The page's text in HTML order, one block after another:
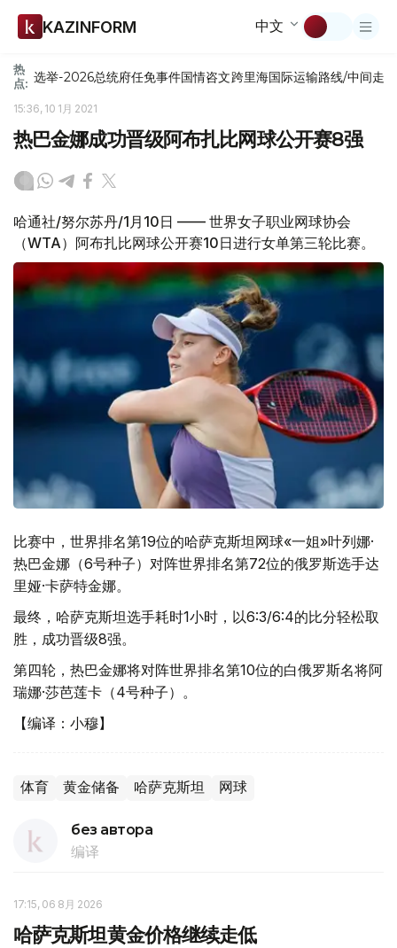
KAZINFORM 中文
热
点: 选举-2026总统府任免事件国情咨文跨里海国际运输路线/中间走廊
15:36, 10 1月 2021
热巴金娜成功晋级阿布扎比网球公开赛8强
哈通社/努尔苏丹/1月10日 —— 世界女子职业网球协会
（WTA）阿布扎比网球公开赛10日进行女单第三轮比赛。
比赛中，世界排名第19位的哈萨克斯坦网球«一姐»叶列娜·
热巴金娜（6号种子）对阵世界排名第72位的俄罗斯选手达
里娅·卡萨特金娜。
最终，哈萨克斯坦选手耗时1小时，以6:3/6:4的比分轻松取
胜，成功晋级8强。
第四轮，热巴金娜将对阵世界排名第10位的白俄罗斯名将阿
瑞娜·莎芭莲卡（4号种子）。
【编译：小穆】
体育 黄金储备 哈萨克斯坦 网球
без автора
编译
17:15, 06 8月 2026
哈萨克斯坦黄金价格继续走低